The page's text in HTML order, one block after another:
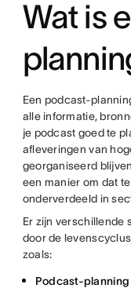
Wat is
Een podcast-
alle informatie,
je podcast goed te
afleveringen van
georganiseerd
een manier om dat
onderverdeeld in
Er zijn verschillende
door de
zoals:
Podcast-